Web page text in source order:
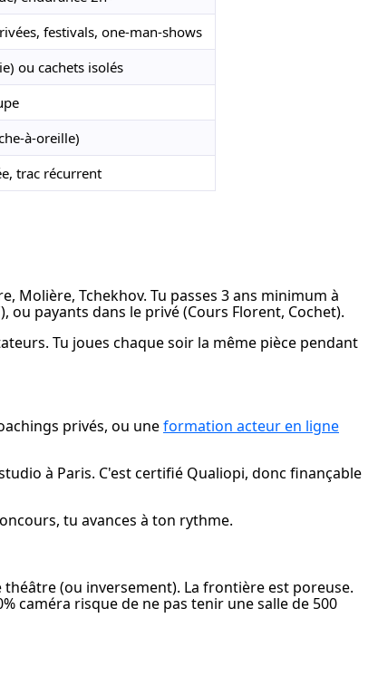
festivals, one-man-shows
ou cachets isolés
à-oreille)
trac récurrent
Molière, Tchekhov. Tu passes 3 ans minimum à
payants dans le privé (Cours Florent, Cochet).
Tu joues chaque soir la même pièce pendant
privés, ou une formation acteur en ligne
à Paris. C'est certifié Qualiopi, donc finançable
tu avances à ton rythme.
(ou inversement). La frontière est poreuse.
caméra risque de ne pas tenir une salle de 500